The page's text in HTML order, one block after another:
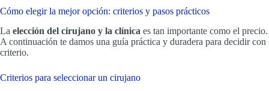
Cómo elegir la mejor opción: criterios y pasos prácticos
La elección del cirujano y la clínica es tan importante como el precio.
A continuación te damos una guía práctica y duradera para decidir con
criterio.
Criterios para seleccionar un cirujano